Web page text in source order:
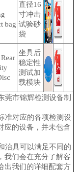
bag
直径16
寸冲击
试验砂
袋
坐具后
稳定性
测试加
载模块
莞市锦辉检测设备制
准对应的各项检测设
应的设备，并未包含
治具可以满足不同的
我们会在充分了解客
出我们的详细配套方